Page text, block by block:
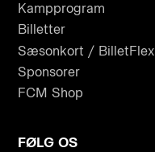
Kampprogram
Billetter
Sæsonkort / BilletFlex
Sponsorer
FCM Shop
FØLG OS